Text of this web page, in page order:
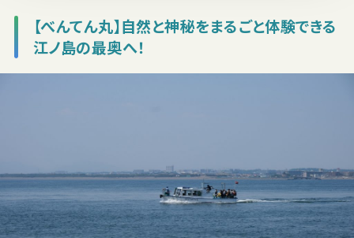
【べんてん丸】自然と神秘をまるごと体験できる
江ノ島の最奥へ！